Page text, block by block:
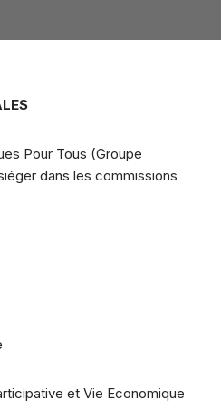
Pour Tous (Groupe
dans les commissions
et Vie Economique